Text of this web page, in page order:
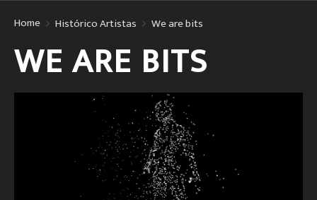
Home Histórico Artistas We are bits
WE ARE BITS